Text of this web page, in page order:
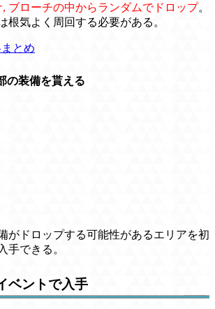
, ブローチの中からランダムでドロップ。
根気よく周回する必要がある。
とめ
の装備を貰える
がドロップする可能性があるエリアを初
手できる。
ベントで入手